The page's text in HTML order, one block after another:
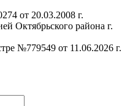
от 20.03.2008 г.
Октябрьского района г.
№779549 от 11.06.2026 г.